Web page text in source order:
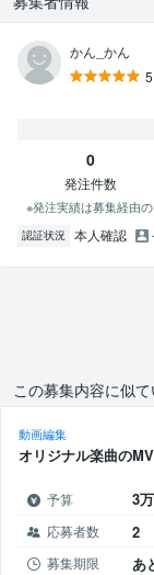
かん_かん
0
発注件数
※発注実績は募集経由
認証状況 本人確認
この募集内容に似
動画編集
オリジナル楽曲のMV
予算 3万
応募者数 2
募集期限 あ